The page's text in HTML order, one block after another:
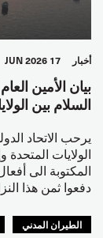
أخبار 17 JUN 2026
بيان الأمين
السلام بين
الولايات
المكتوبة الى
دفعوا ثمن هذا
الطيران المدني